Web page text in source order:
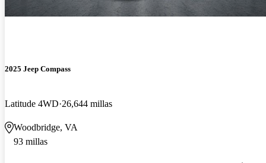
2025 Jeep Compass
Latitude 4WD 26,644 millas
Woodbridge, VA
93 millas